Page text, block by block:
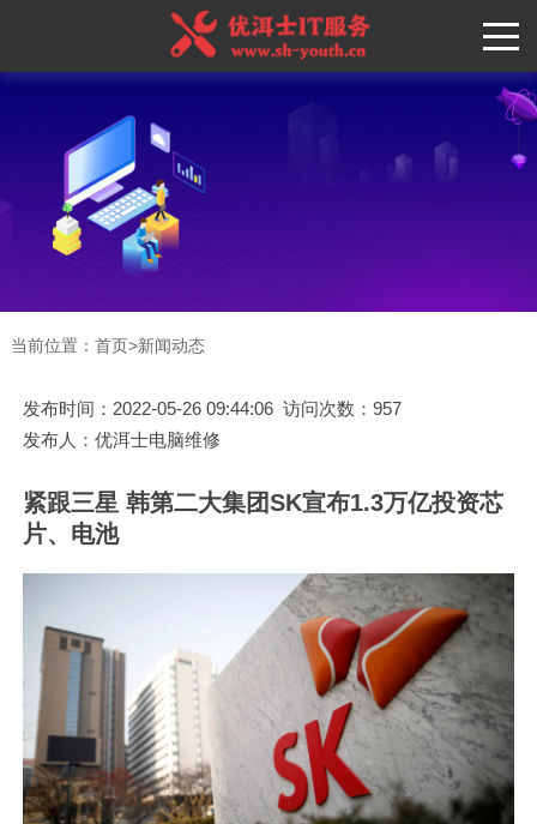
当前位置： 首页>新闻动态
发布时间：2022-05-26 09:44:06 访问次数：957
发布人：优洱士电脑维修
紧跟三星 韩第二大集团SK宣布1.3万亿投资芯
片、电池